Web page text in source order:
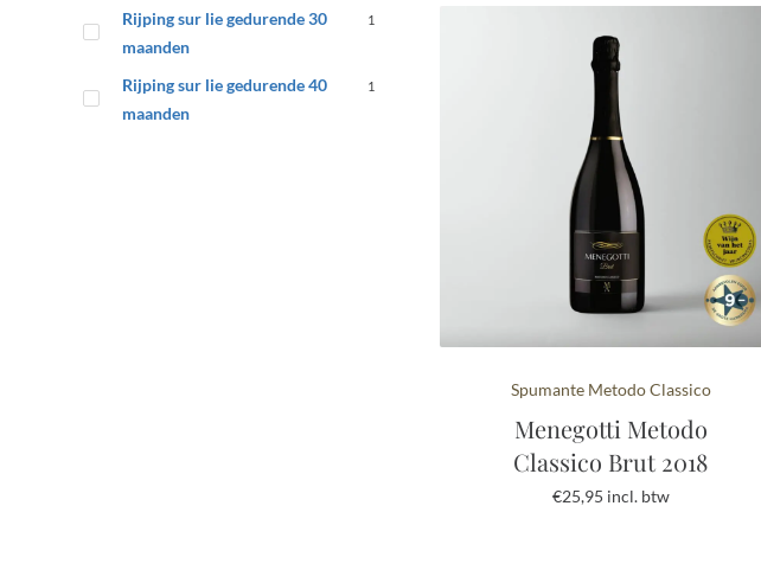
Rijping sur lie gedurende 30
maanden
1
Rijping sur lie gedurende 40
maanden
1
Spumante Metodo Classico
Menegotti Metodo
Classico Brut 2018
€25,95 incl. btw